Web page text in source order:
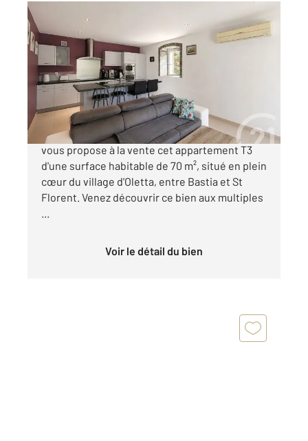
OLETTA 202
70,40 m2
Ref : 678
Appartement T3 à vendre
265 500 €
Votre agence CENTURY 21 Dary Immobilier,
vous propose à la vente cet appartement T3
d'une surface habitable de 70 m², situé en plein
cœur du village d'Oletta, entre Bastia et St
Florent. Venez découvrir ce bien aux multiples
...
Voir le détail du bien